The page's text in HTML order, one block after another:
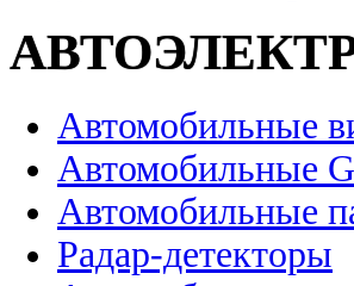
Автомобильные
Автомобильные
Автомобильные
Радар-детекторы